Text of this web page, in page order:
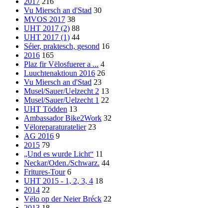
Vu Miersch an d'Stad 30
MVOS 2017 38
UHT 2017 (2) 88
UHT 2017 (1) 44
Séier, praktesch, gesond 16
2016 165
Plaz fir Vëlosfuerer a ... 4
Luuchtenaktioun 2016 26
Vu Miersch an d'Stad 23
Musel/Sauer/Uelzecht 2 13
Musel/Sauer/Uelzecht 1 22
UHT Tödden 13
Ambassador Bike2Work 32
Vëloreparaturatelier 23
AG 2016 9
2015 79
„Und es wurde Licht“ 11
Neckar/Oden./Schwarz. 44
Fritures-Tour 6
UHT 2015 - 1, 2, 3, 4 18
2014 22
Vëlo op der Neier Bréck 22